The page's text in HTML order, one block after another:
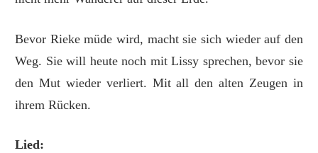
Bevor Rieke müde wird, macht sie sich wieder auf den
Weg. Sie will heute noch mit Lissy sprechen, bevor sie
den Mut wieder verliert. Mit all den alten Zeugen in
ihrem Rücken.
Lied: